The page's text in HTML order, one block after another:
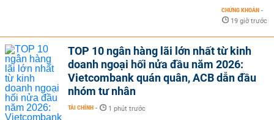
CHỨNG KHOÁN -
19 giờ trước
TOP 10 ngân hàng lãi lớn nhất từ kinh
doanh ngoại hối nửa đầu năm 2026:
Vietcombank quán quân, ACB dẫn đầu
nhóm tư nhân
TÀI CHÍNH - 1 phút trước